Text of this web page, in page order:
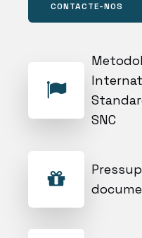
CONTACTE-NOS
SNC